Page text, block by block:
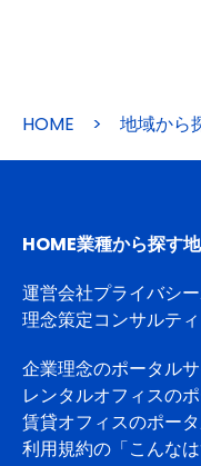
HOME > 地域から
HOME業種から探す
運営会社プライバシ
理念策定コンサルテ
企業理念のポータル
レンタルオフィスの
賃貸オフィスのポー
利用規約の「こんな